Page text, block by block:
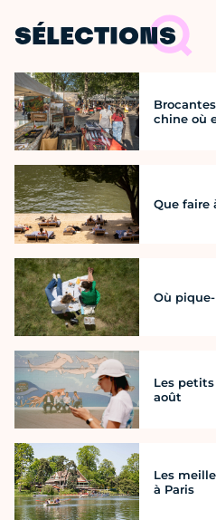
SÉLECTIONS
chine où
Que faire
Où
Les
août
Les
à Paris